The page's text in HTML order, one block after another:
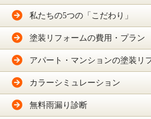
私たちの5つの「こだわり」
塗装リフォームの費用・プラン
アパート・マンションの塗装リ
カラーシミュレーション
無料雨漏り診断